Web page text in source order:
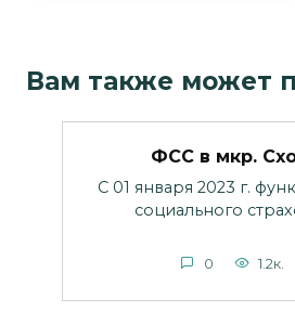
Вам также может
ФСС в мкр.
С 01 января 2023 г.
социального
0 1.2к.